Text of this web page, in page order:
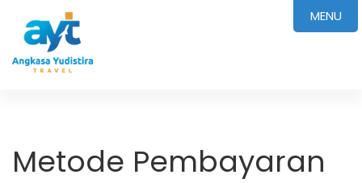
Metode Pembayaran
MENU